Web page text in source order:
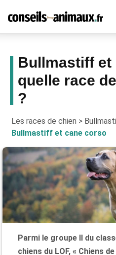
Bullmastiff et
quelle race
?
Les races de chien >
Bullmastiff et cane corso
Parmi le groupe II du
chiens du LOF, « Chiens